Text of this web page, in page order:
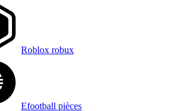
Roblox robux
Efootball pièces